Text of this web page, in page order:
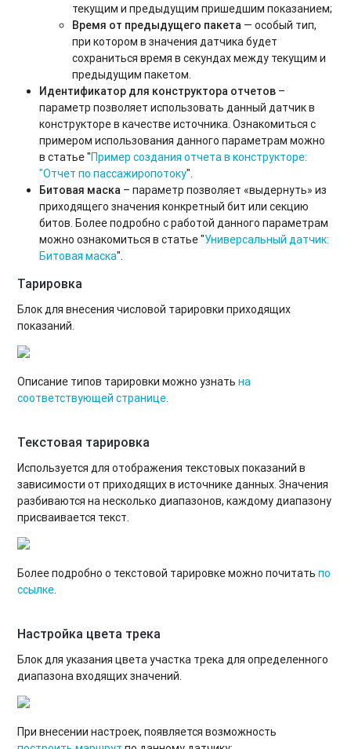
текущим и предыдущим пришедшим показанием;
Время от предыдущего пакета — особый тип,
при котором в значения датчика будет
сохраниться время в секундах между текущим и
предыдущим пакетом.
Идентификатор для конструктора отчетов –
параметр позволяет использовать данный датчик в
конструкторе в качестве источника. Ознакомиться с
примером использования данного параметрам можно
в статье "Пример создания отчета в конструкторе:
"Отчет по пассажиропотоку".
Битовая маска – параметр позволяет «выдернуть» из
приходящего значения конкретный бит или секцию
битов. Более подробно с работой данного параметрам
можно ознакомиться в статье "Универсальный датчик:
Битовая маска".
Тарировка
Блок для внесения числовой тарировки приходящих
показаний.
Описание типов тарировки можно узнатьна
соответствующей странице.
Текстовая тарировка
Используется для отображения текстовых показаний в
зависимости от приходящих в источнике данных. Значения
разбиваются на несколько диапазонов, каждому диапазону
присваивается текст.
Более подробно о текстовой тарировке можно почитатьпо
ссылке.
Настройка цвета трека
Блок для указания цвета участка трека для определенного
диапазона входящих значений.
При внесении настроек, появляется возможность